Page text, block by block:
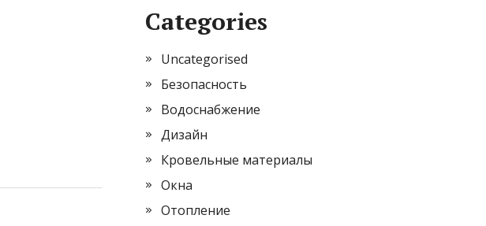
Categories
Uncategorised
Безопасность
Водоснабжение
Дизайн
Кровельные материалы
Окна
Отопление